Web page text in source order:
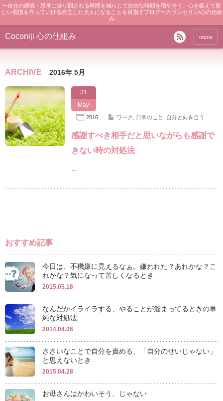
〜自分の感情・思考に振り回される時間を減らして自由な時間を増やそう、心を鍛えて新
しい習慣を作っていける自立した大人になることを目指すブログ〜カウンセリン/心の仕組
み
Coconiji 心の仕組み menu
ARCHIVE 2016年 5月
31
May
2016 ワーク 日常のこと 自分と向き合う
感謝すべき相手だと思いながらも感謝で
きない時の対処法
…
おすすめ記事
今日は、不機嫌に見えるなぁ。嫌われた？あれかな？こ
れかな？気になって苦しくなるとき
2015.05.18
なんだかイライラする、やることが溜まってるときの単
純な対処法
2014.04.06
ささいなことで自分を責める、「自分のせいじゃない」
と思えないとき
2015.04.28
お母さんはかわいそう、じゃない